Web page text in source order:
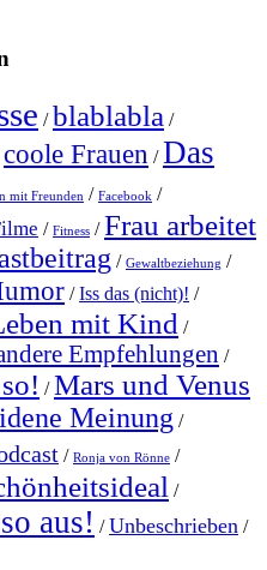
/blablabla /
coole Frauen /Das
mit Freunden / Facebook /
/ Fitness /Frau arbeitet
/ Gewaltbeziehung /
/Iss das (nicht)! /
mit Kind /
Empfehlungen /
/Mars und Venus
Meinung /
/ Ronja von Rönne /
/
aus! /Unbeschrieben /